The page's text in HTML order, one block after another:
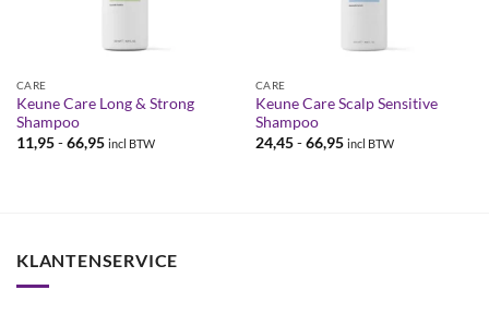
CARE
Keune Care Long & Strong
Shampoo
11,95 - 66,95Prijsklasse:
incl BTW
CARE
Keune Care Scalp Sensitive
Shampoo
24,45 - 66,95Prijsklasse:
incl BTW
KLANTENSERVICE